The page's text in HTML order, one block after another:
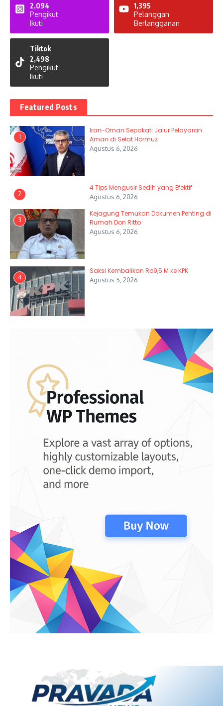
2,094
Pengikut
Ikuti
1,395
Pelanggan
Berlangganan
Tiktok
2,498
Pengikut
Ikuti
Featured Posts
1
Iran-Oman Sepakati Jalur Pelayaran
Aman di Selat Hormuz
Agustus 6, 2026
2
4 Tips Mengusir Sedih yang Efektif
Agustus 6, 2026
3
Kejagung Temukan Dokumen Penting di
Rumah Don Ritto
Agustus 6, 2026
4
Saksi Kembalikan Rp9,5 M ke KPK
Agustus 5, 2026